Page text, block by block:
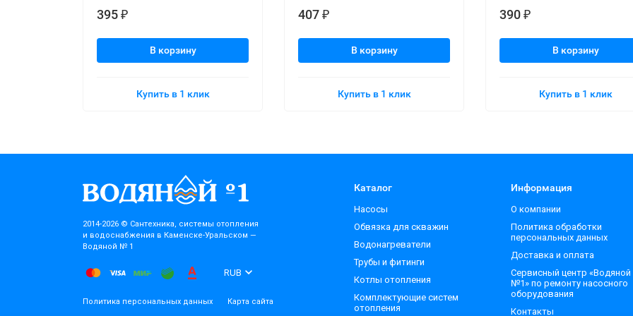
395 ₽
В корзину
Купить в 1 клик
407 ₽
В корзину
Купить в 1 клик
390 ₽
В корзину
Купить в 1 клик
2014-2026 © Cантехника, системы отопления
и водоснабжения в Каменске-Уральском —
Водяной № 1
RUB
Политика персональных данных Карта сайта
Каталог
Насосы
Обвязка для скважин
Водонагреватели
Трубы и фитинги
Котлы отопления
Комплектующие систем
отопления
Информация
О компании
Политика обработки
персональных данных
Доставка и оплата
Сервисный центр «Водяной
№1» по ремонту насосного
оборудования
Контакты